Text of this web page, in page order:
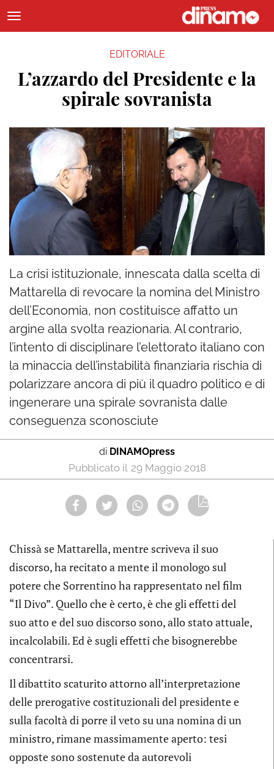
EDITORIALE
L’azzardo del Presidente e la
spirale sovranista
La crisi istituzionale, innescata dalla scelta di
Mattarella di revocare la nomina del Ministro
dell’Economia, non costituisce affatto un
argine alla svolta reazionaria. Al contrario,
l’intento di disciplinare l’elettorato italiano con
la minaccia dell’instabilità finanziaria rischia di
polarizzare ancora di più il quadro politico e di
ingenerare una spirale sovranista dalle
conseguenza sconosciute
di DINAMOpress
29 Maggio 2018
Chissà se Mattarella, mentre scriveva il suo
discorso, ha recitato a mente il monologo sul
potere che Sorrentino ha rappresentato nel film
“Il Divo”. Quello che è certo, è che gli effetti del
suo atto e del suo discorso sono, allo stato attuale,
incalcolabili. Ed è sugli effetti che bisognerebbe
concentrarsi.
Il dibattito scaturito attorno all’interpretazione
delle prerogative costituzionali del presidente e
sulla facoltà di porre il veto su una nomina di un
ministro, rimane massimamente aperto: tesi
opposte sono sostenute da autorevoli